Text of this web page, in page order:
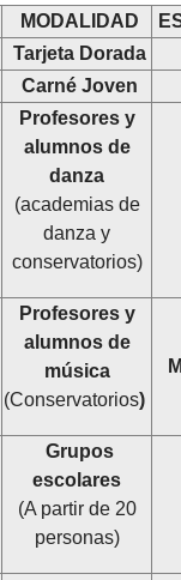
MODALIDAD
Tarjeta Dorada
Carné Joven
Profesores y
alumnos de
danza
(academias de
danza y
conservatorios)
Profesores y
alumnos de
música
(Conservatorios)
Grupos
escolares
(A partir de 20
personas)